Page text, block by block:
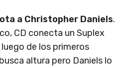
a Christopher Daniels.
CD conecta un Suplex
de los primeros
altura pero Daniels lo